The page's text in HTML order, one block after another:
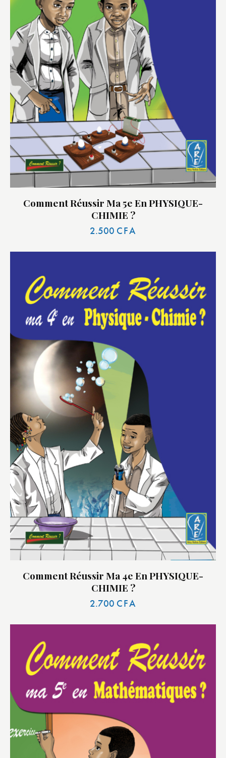
Comment Réussir Ma 5e En PHYSIQUE-
CHIMIE ?
2.500 CFA
Comment Réussir Ma 4e En PHYSIQUE-
CHIMIE ?
2.700 CFA